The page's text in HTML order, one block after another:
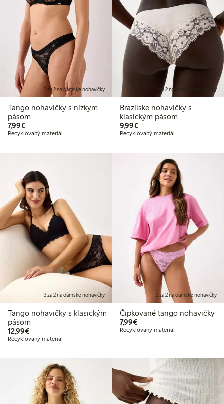
3 za 2 na dámske nohavičky
Tango nohavičky s nízkym
pásom
7,99€7,99 €
Recyklovaný materiál
3 za 2 na dámske nohavičky
Brazílske nohavičky s
klasickým pásom
9,99€9,99 €
Recyklovaný materiál
3 za 2 na dámske nohavičky
Tango nohavičky s klasickým
pásom
12,99€12,99 €
Recyklovaný materiál
3 za 2 na dámske nohavičky
Čipkované tango nohavičky
7,99€7,99 €
Recyklovaný materiál